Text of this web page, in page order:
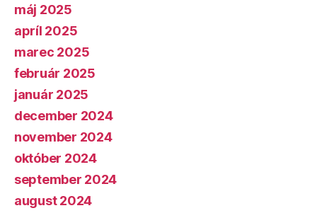
máj 2025
apríl 2025
marec 2025
február 2025
január 2025
december 2024
november 2024
október 2024
september 2024
august 2024